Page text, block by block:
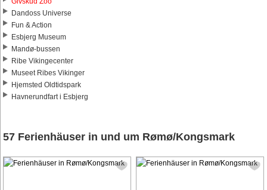
Dandoss Universe
Fun & Action
Esbjerg Museum
Mandø-bussen
Ribe Vikingecenter
Museet Ribes Vikinger
Hjemsted Oldtidspark
Havnerundfart i Esbjerg
57 Ferienhäuser in und um Rømø/Kongsmark